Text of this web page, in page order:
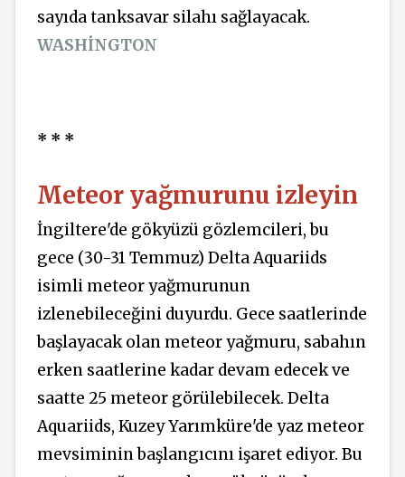
sayıda tanksavar silahı sağlayacak.
WASHİNGTON
* * *
Meteor yağmurunu izleyin
İngiltere'de gökyüzü gözlemcileri, bu
gece (30-31 Temmuz) Delta Aquariids
isimli meteor yağmurunun
izlenebileceğini duyurdu. Gece saatlerinde
başlayacak olan meteor yağmuru, sabahın
erken saatlerine kadar devam edecek ve
saatte 25 meteor görülebilecek. Delta
Aquariids, Kuzey Yarımküre'de yaz meteor
mevsiminin başlangıcını işaret ediyor. Bu